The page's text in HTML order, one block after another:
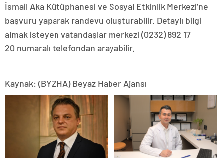
İsmail Aka Kütüphanesi ve Sosyal Etkinlik Merkezi’ne
başvuru yaparak randevu oluşturabilir. Detaylı bilgi
almak isteyen vatandaşlar merkezi (0232) 892 17
20 numaralı telefondan arayabilir.
Kaynak: (BYZHA) Beyaz Haber Ajansı